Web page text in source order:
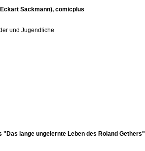
Sackmann), comicplus
und Jugendliche
lange ungelernte Leben des Roland Gethers"